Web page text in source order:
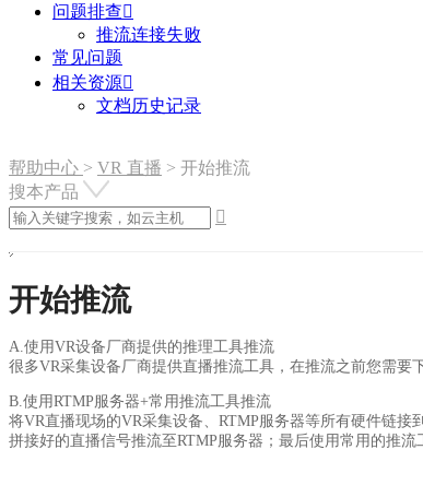
问题排查
推流连接失败
常见问题
相关资源
文档历史记录
帮助中心 > VR 直播 > 开始推流
搜本产品

开始推流
A.使用VR设备厂商提供的推理工具推流
很多VR采集设备厂商提供直播推流工具，在推流之前您需要
B.使用RTMP服务器+常用推流工具推流
将VR直播现场的VR采集设备、RTMP服务器等所有硬件链
拼接好的直播信号推流至RTMP服务器；最后使用常用的推流